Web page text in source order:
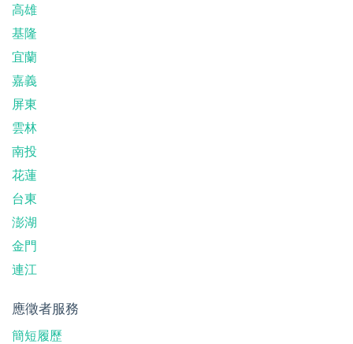
高雄
基隆
宜蘭
嘉義
屏東
雲林
南投
花蓮
台東
澎湖
金門
連江
應徵者服務
簡短履歷